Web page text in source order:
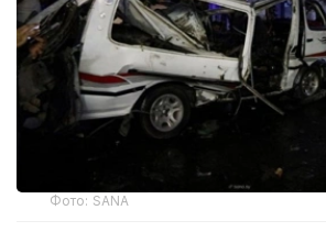
Фото: SANA